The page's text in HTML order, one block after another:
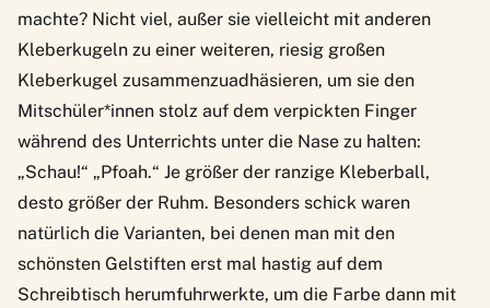
machte? Nicht viel, außer sie vielleicht mit anderen
Kleberkugeln zu einer weiteren, riesig großen
Kleberkugel zusammenzuadhäsieren, um sie den
Mitschüler*innen stolz auf dem verpickten Finger
während des Unterrichts unter die Nase zu halten:
„Schau!“ „Pfoah.“ Je größer der ranzige Kleberball,
desto größer der Ruhm. Besonders schick waren
natürlich die Varianten, bei denen man mit den
schönsten Gelstiften erst mal hastig auf dem
Schreibtisch herumfuhrwerkte, um die Farbe dann mit